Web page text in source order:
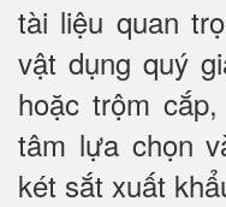
tài liệu quan
vật dụng quý
hoặc trộm
tâm lựa chọn
két sắt xuất